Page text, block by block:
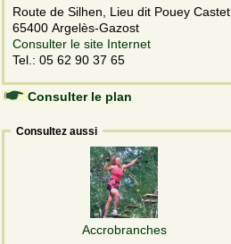
Route de Silhen, Lieu dit Pouey Castet
65400 Argelès-Gazost
Consulter le site Internet
Tel.: 05 62 90 37 65
Consulter le plan
Consultez aussi
Accrobranches